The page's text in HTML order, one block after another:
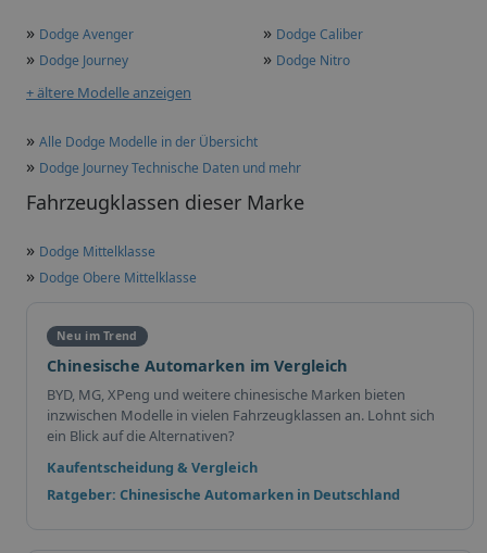
» Dodge Avenger » Dodge Caliber
» Dodge Journey » Dodge Nitro
+ ältere Modelle anzeigen
» Alle Dodge Modelle in der Übersicht
» Dodge Journey Technische Daten und mehr
Fahrzeugklassen dieser Marke
» Dodge Mittelklasse
» Dodge Obere Mittelklasse
Neu im Trend
Chinesische Automarken im Vergleich
BYD, MG, XPeng und weitere chinesische Marken bieten
inzwischen Modelle in vielen Fahrzeugklassen an. Lohnt sich
ein Blick auf die Alternativen?
Kaufentscheidung & Vergleich
Ratgeber: Chinesische Automarken in Deutschland